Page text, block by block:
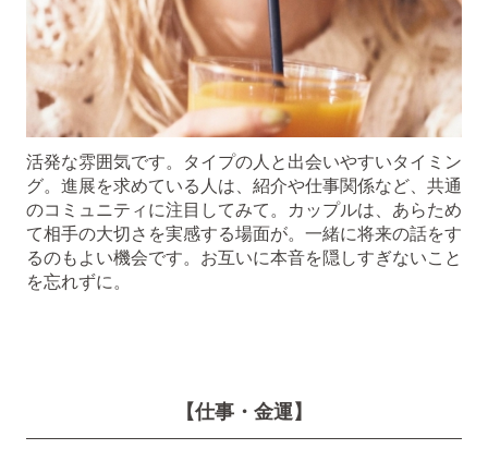
活発な雰囲気です。タイプの人と出会いやすいタイミン
グ。進展を求めている人は、紹介や仕事関係など、共通
のコミュニティに注目してみて。カップルは、あらため
て相手の大切さを実感する場面が。一緒に将来の話をす
るのもよい機会です。お互いに本音を隠しすぎないこと
を忘れずに。
【仕事・金運】